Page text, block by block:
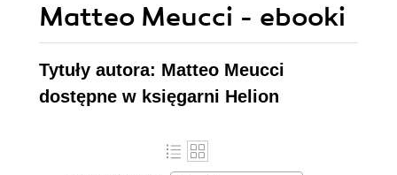
Matteo Meucci - ebooki
Tytuły autora: Matteo Meucci
dostępne w księgarni Helion